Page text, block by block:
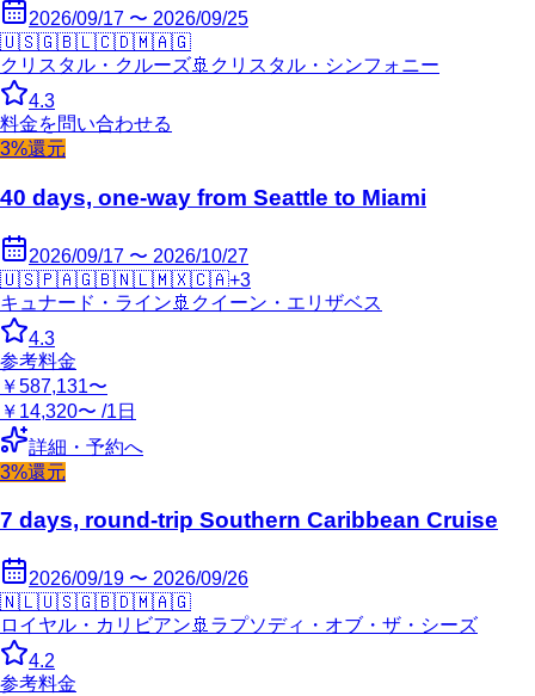
2026/09/17 〜 2026/09/25
🇺🇸🇬🇧🇱🇨🇩🇲🇦🇬
クリスタル・クルーズ🚢 クリスタル・シンフォニー
4.3
料金を問い合わせる
3%還元
40 days, one-way from Seattle to Miami
2026/09/17 〜 2026/10/27
🇺🇸🇵🇦🇬🇧🇳🇱🇲🇽🇨🇦+3
キュナード・ライン 🚢 クイーン・エリザベス
4.3
参考料金
￥587,131〜
￥14,320〜 /1日
詳細・予約へ
3%還元
7 days, round-trip Southern Caribbean Cruise
2026/09/19 〜 2026/09/26
🇳🇱🇺🇸🇬🇧🇩🇲🇦🇬
ロイヤル・カリビアン 🚢 ラプソディ・オブ・ザ・シーズ
4.2
参考料金